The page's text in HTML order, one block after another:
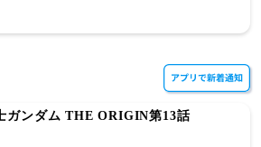
ガンダム THE ORIGIN第13話